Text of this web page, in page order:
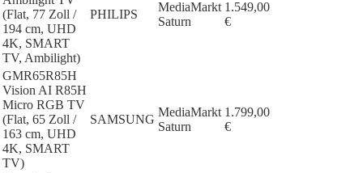
(Flat, 77 Zoll /
194 cm, UHD
4K, SMART
TV, Ambilight)
PHILIPS
MediaMarkt
Saturn
1.549,00
€
GMR65R85H
Vision AI R85H
Micro RGB TV
(Flat, 65 Zoll /
163 cm, UHD
4K, SMART
TV)
SAMSUNG
MediaMarkt
Saturn
1.799,00
€